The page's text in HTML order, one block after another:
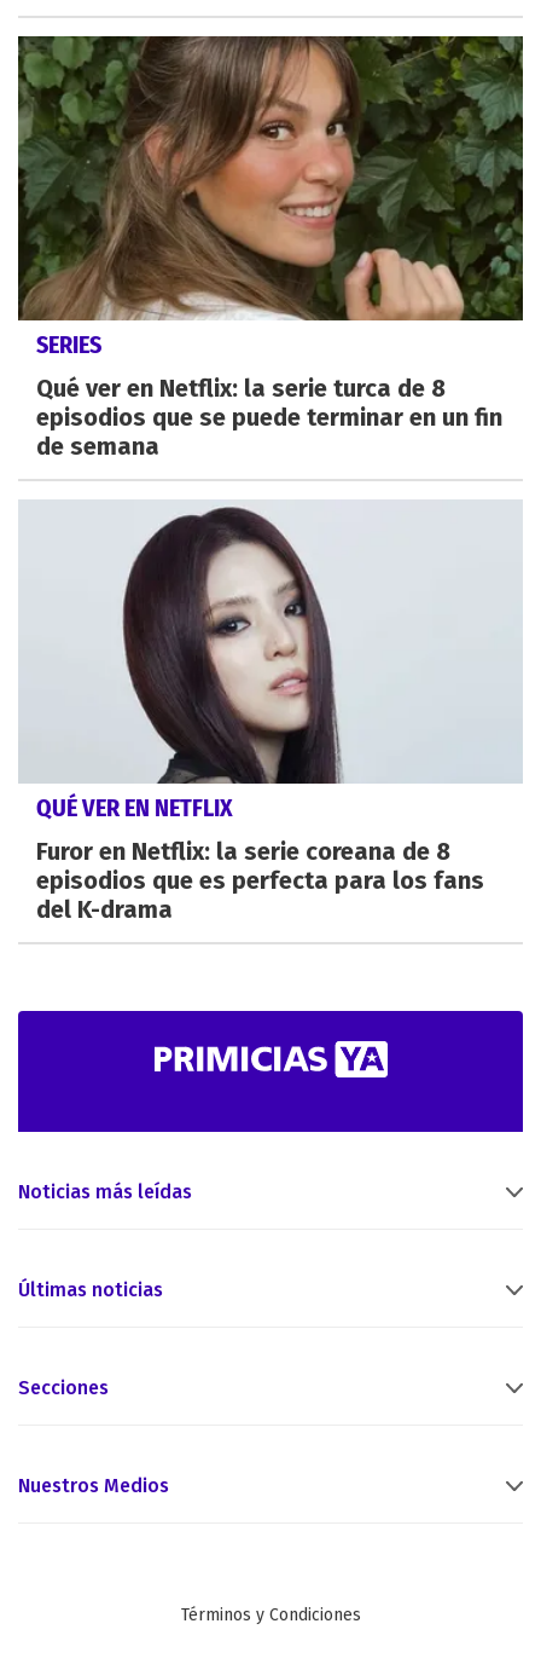
SERIES
Qué ver en Netflix: la serie turca de 8
episodios que se puede terminar en un fin
de semana
QUÉ VER EN NETFLIX
Furor en Netflix: la serie coreana de 8
episodios que es perfecta para los fans
del K-drama
Noticias más leídas
Últimas noticias
Secciones
Nuestros Medios
Términos y Condiciones